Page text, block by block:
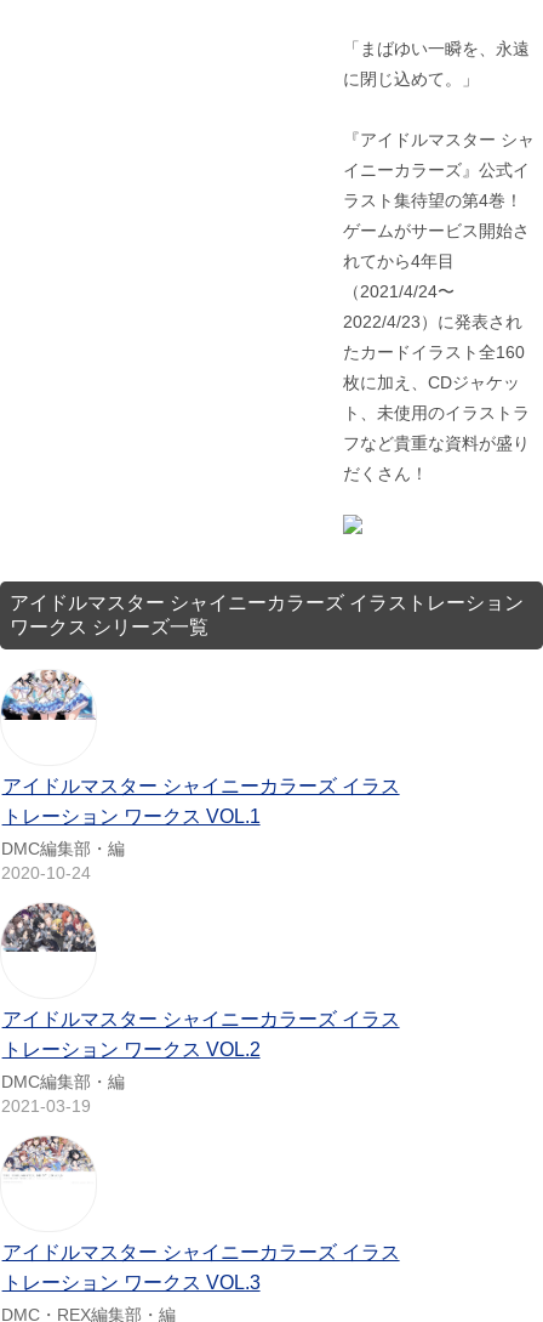
「まばゆい一瞬を、永遠
に閉じ込めて。」
『アイドルマスター シャ
イニーカラーズ』公式イ
ラスト集待望の第4巻！
ゲームがサービス開始さ
れてから4年目
（2021/4/24〜
2022/4/23）に発表され
たカードイラスト全160
枚に加え、CDジャケッ
ト、未使用のイラストラ
フなど貴重な資料が盛り
だくさん！
アイドルマスター シャイニーカラーズ イラストレーション
ワークス シリーズ一覧
アイドルマスター シャイニーカラーズ イラス
トレーション ワークス VOL.1
DMC編集部・編
2020-10-24
アイドルマスター シャイニーカラーズ イラス
トレーション ワークス VOL.2
DMC編集部・編
2021-03-19
アイドルマスター シャイニーカラーズ イラス
トレーション ワークス VOL.3
DMC・REX編集部・編